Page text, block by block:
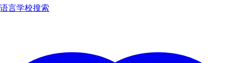
语言学校搜索